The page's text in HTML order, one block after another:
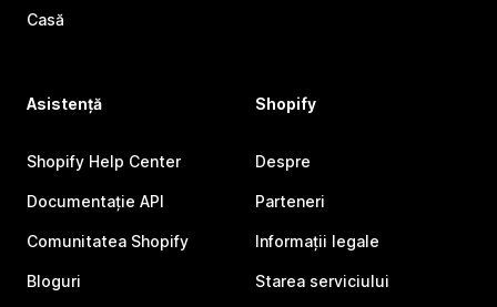
Casă
Asistență
Shopify Help Center
Documentație API
Comunitatea Shopify
Bloguri
Shopify
Despre
Parteneri
Informații legale
Starea serviciului